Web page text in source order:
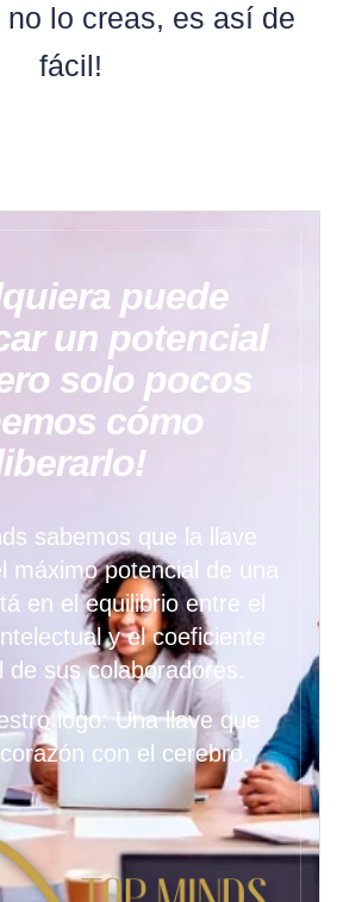
no lo creas, es así de
fácil!
puede
un potencial
solo pocos
cómo
sabemos que la llave
máximo potencial de una
en el equilibrio entre el
y el coeficiente
de sus colaboradores.
logo: Una llave que
con el cerebro.